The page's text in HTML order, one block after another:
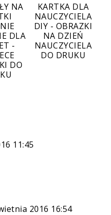
NA
DLA
-
DO
KARTKA DLA
NAUCZYCIELA
DIY - OBRAZKI
NA DZIEŃ
NAUCZYCIELA
DO DRUKU
11:45
2016 16:54